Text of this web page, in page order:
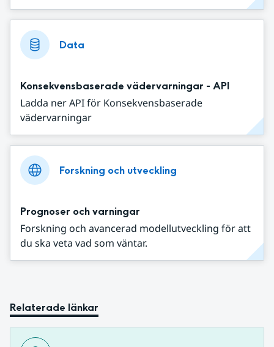
Data
Konsekvensbaserade vädervarningar - API
Ladda ner API för Konsekvensbaserade
vädervarningar
Forskning och utveckling
Prognoser och varningar
Forskning och avancerad modellutveckling för att
du ska veta vad som väntar.
Relaterade länkar